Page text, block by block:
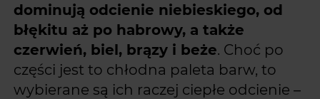
dominują odcienie niebieskiego, od
błękitu aż po habrowy, a także
czerwień, biel, brązy i beże. Choć po
części jest to chłodna paleta barw, to
wybierane są ich raczej ciepłe odcienie –